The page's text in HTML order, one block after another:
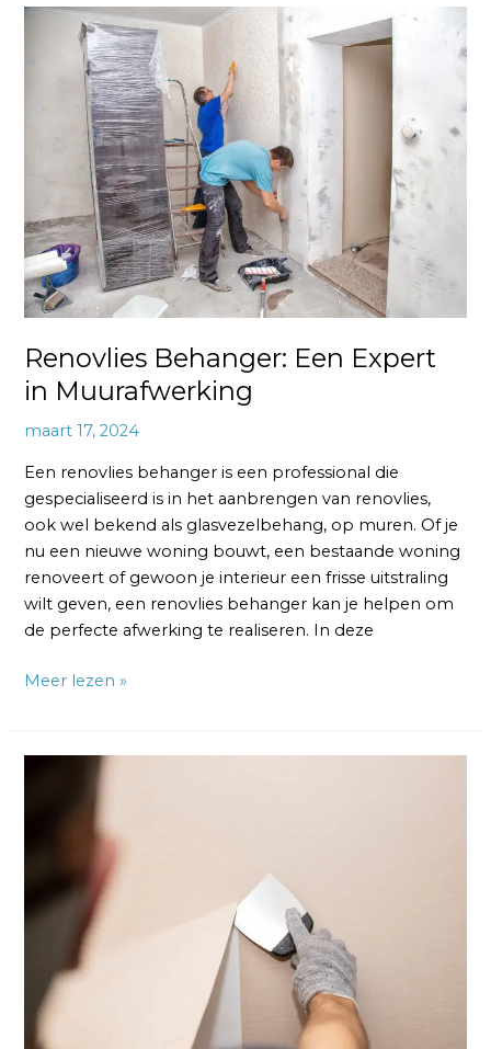
Renovlies Behanger: Een Expert
in Muurafwerking
maart 17, 2024
Een renovlies behanger is een professional die
gespecialiseerd is in het aanbrengen van renovlies,
ook wel bekend als glasvezelbehang, op muren. Of je
nu een nieuwe woning bouwt, een bestaande woning
renoveert of gewoon je interieur een frisse uitstraling
wilt geven, een renovlies behanger kan je helpen om
de perfecte afwerking te realiseren. In deze
Renovlies
Behanger:
Muurafwerking
Meer lezen »
Renovlies
Stappen